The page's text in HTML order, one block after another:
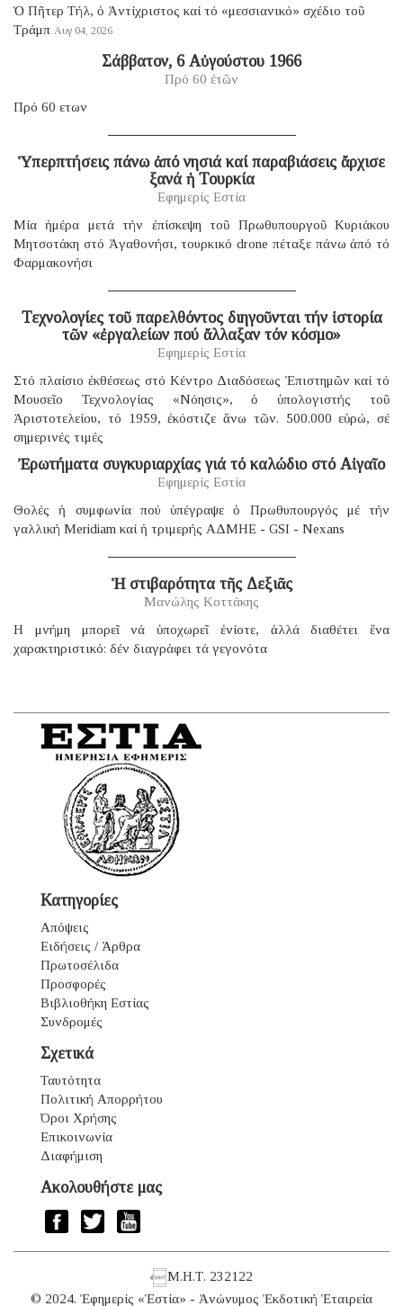
Ὁ Πῆτερ Τήλ, ὁ Ἀντίχριστος καί τό «μεσσιανικό» σχέδιο τοῦ
Τράμπ Αυγ 04, 2026
Σάββατον, 6 Αὐγούστου 1966
Πρό 60 ἐτῶν
Πρό 60 ετων
Ὑπερπτήσεις πάνω ἀπό νησιά καί παραβιάσεις ἄρχισε
ξανά ἡ Τουρκία
Εφημερίς Εστία
Μία ἡμέρα μετά τήν ἐπίσκεψη τοῦ Πρωθυπουργοῦ Κυριάκου
Μητσοτάκη στό Ἀγαθονήσι, τουρκικό drone πέταξε πάνω ἀπό τό
Φαρμακονήσι
Τεχνολογίες τοῦ παρελθόντος διηγοῦνται τήν ἱστορία
τῶν «ἐργαλείων πού ἄλλαξαν τόν κόσμο»
Εφημερίς Εστία
Στό πλαίσιο ἐκθέσεως στό Κέντρο Διαδόσεως Ἐπιστημῶν καί τό
Μουσεῖο Τεχνολογίας «Νόησις», ὁ ὑπολογιστής τοῦ
Ἀριστοτελείου, τό 1959, ἐκόστιζε ἄνω τῶν. 500.000 εὐρώ, σέ
σημερινές τιμές
Ἐρωτήματα συγκυριαρχίας γιά τό καλώδιο στό Αἰγαῖο
Εφημερίς Εστία
Θολές ἡ συμφωνία πού ὑπέγραψε ὁ Πρωθυπουργός μέ τήν
γαλλική Μeridiam καί ἡ τριμερής ΑΔΜΗΕ - GSI - Nexans
Ἡ στιβαρότητα τῆς Δεξιᾶς
Μανώλης Κοττάκης
H μνήμη μπορεῖ νά ὑποχωρεῖ ἐνίοτε, ἀλλά διαθέτει ἕνα
χαρακτηριστικό: δέν διαγράφει τά γεγονότα
Κατηγορίες
Απόψεις
Ειδήσεις / Άρθρα
Πρωτοσέλιδα
Προσφορές
Βιβλιοθήκη Εστίας
Συνδρομές
Σχετικά
Ταυτότητα
Πολιτική Απορρήτου
Όροι Χρήσης
Επικοινωνία
Διαφήμιση
Ακολουθήστε μας
Μ.Η.Τ. 232122
© 2024. Ἐφημερίς «Ἑστία» - Ἀνώνυμος Ἐκδοτική Ἑταιρεία